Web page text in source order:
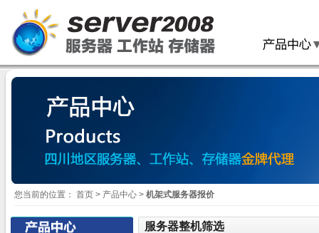
您当前的位置： 首页 > 产品中心 > 机架式服务器报价
服务器整机筛选